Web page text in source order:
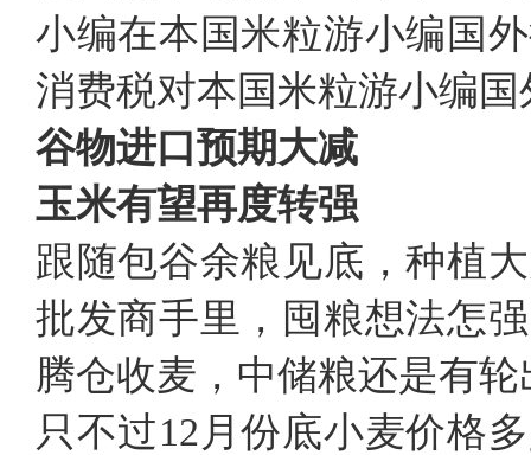
小编在本国米粒游小编国
消费税对本国米粒游小编
谷物进口预期大减
玉米有望再度转强
跟随包谷余粮见底，种植
批发商手里，囤粮想法怎
腾仓收麦，中储粮还是有
只不过12月份底小麦价格